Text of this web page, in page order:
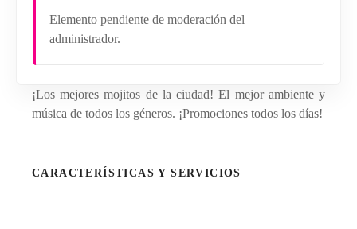
Elemento pendiente de moderación del
administrador.
¡Los mejores mojitos de la ciudad! El mejor ambiente y
música de todos los géneros. ¡Promociones todos los días!
CARACTERÍSTICAS Y SERVICIOS